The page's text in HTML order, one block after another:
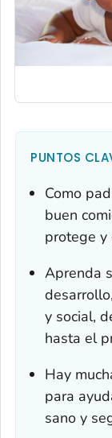
PUNTOS
Como
buen
protege y
Aprenda
y social,
hasta el
Hay
para
sano y